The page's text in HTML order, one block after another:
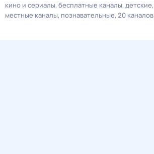
кино и сериалы бесплатные каналы детские
местные каналы познавательные 20 каналов